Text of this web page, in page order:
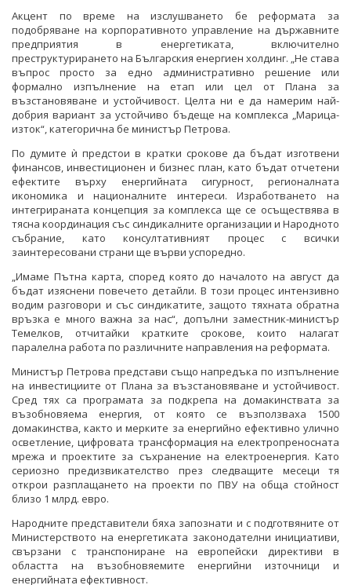
Акцент по време на изслушването бе реформата за
подобряване на корпоративното управление на държавните
предприятия в енергетиката, включително
преструктурирането на Българския енергиен холдинг. „Не става
въпрос просто за едно административно решение или
формално изпълнение на етап или цел от Плана за
възстановяване и устойчивост. Целта ни е да намерим най-
добрия вариант за устойчиво бъдеще на комплекса „Марица-
изток“, категорична бе министър Петрова.
По думите ѝ предстои в кратки срокове да бъдат изготвени
финансов, инвестиционен и бизнес план, като бъдат отчетени
ефектите върху енергийната сигурност, регионалната
икономика и националните интереси. Изработването на
интегрираната концепция за комплекса ще се осъществява в
тясна координация със синдикалните организации и Народното
събрание, като консултативният процес с всички
заинтересовани страни ще върви успоредно.
„Имаме Пътна карта, според която до началото на август да
бъдат изяснени повечето детайли. В този процес интензивно
водим разговори и със синдикатите, защото тяхната обратна
връзка е много важна за нас“, допълни заместник-министър
Темелков, отчитайки кратките срокове, които налагат
паралелна работа по различните направления на реформата.
Министър Петрова представи също напредъка по изпълнение
на инвестициите от Плана за възстановяване и устойчивост.
Сред тях са програмата за подкрепа на домакинствата за
възобновяема енергия, от която се възползваха 1500
домакинства, както и мерките за енергийно ефективно улично
осветление, цифровата трансформация на електропреносната
мрежа и проектите за съхранение на електроенергия. Като
сериозно предизвикателство през следващите месеци тя
открои разплащането на проекти по ПВУ на обща стойност
близо 1 млрд. евро.
Народните представители бяха запознати и с подготвяните от
Министерството на енергетиката законодателни инициативи,
свързани с транспониране на европейски директиви в
областта на възобновяемите енергийни източници и
енергийната ефективност.